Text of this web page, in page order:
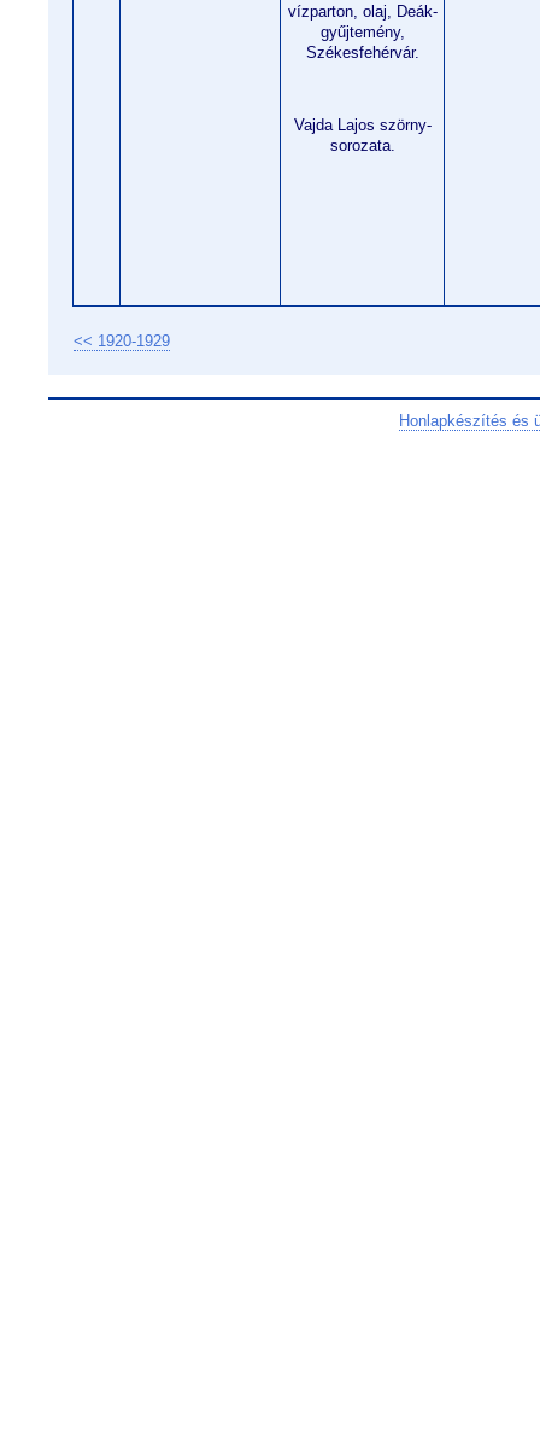
vízparton, olaj, Deák-
gyűjtemény,
Székesfehérvár.
Vajda Lajos szörny-
sorozata.
<< 1920-1929
Honlapkészítés és